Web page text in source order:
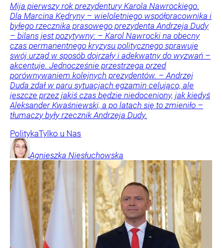
Mija pierwszy rok prezydentury Karola Nawrockiego.
Dla Marcina Kędryny – wieloletniego współpracownika i
byłego rzecznika prasowego prezydenta Andrzeja Dudy
– bilans jest pozytywny: – Karol Nawrocki na obecny
czas permanentnego kryzysu politycznego sprawuje
swój urząd w sposób dojrzały i adekwatny do wyzwań –
akcentuje. Jednocześnie przestrzega przed
porównywaniem kolejnych prezydentów. – Andrzej
Duda zdał w paru sytuacjach egzamin celująco, ale
jeszcze przez jakiś czas będzie niedoceniony, jak kiedyś
Aleksander Kwaśniewski, a po latach się to zmieniło –
tłumaczy były rzecznik Andrzeja Dudy.
PolitykaTylko u Nas
Agnieszka Niesłuchowska